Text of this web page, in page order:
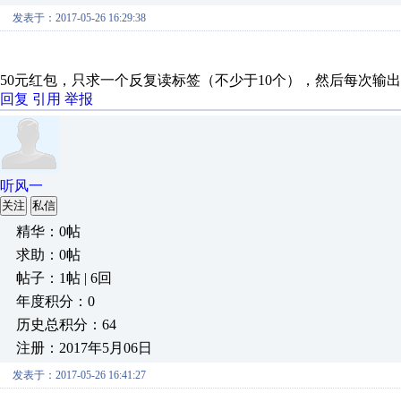
发表于：2017-05-26 16:29:38
50元红包，只求一个反复读标签（不少于10个），然后每次输
回复 引用 举报
听风一
关注 私信
精华：0帖
求助：0帖
帖子：1帖 | 6回
年度积分：0
历史总积分：64
注册：2017年5月06日
发表于：2017-05-26 16:41:27